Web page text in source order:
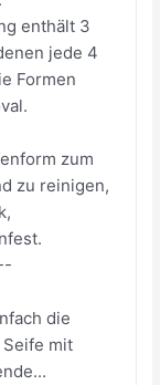
enthält 3
jede 4
Formen
zum
zu reinigen,
die
mit